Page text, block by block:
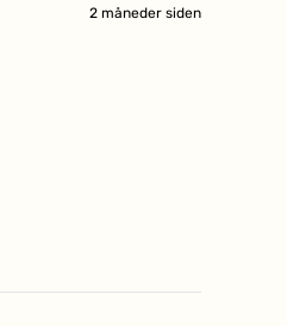
2 måneder siden